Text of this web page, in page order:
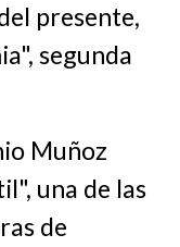
presente,
segunda
Muñoz
una de las
de